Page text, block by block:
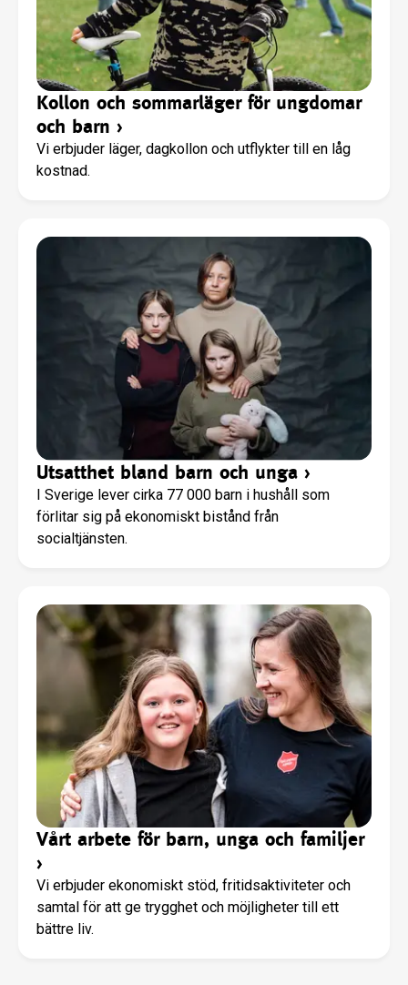
Kollon och sommarläger för ungdomar
och barn ›
Vi erbjuder läger, dagkollon och utflykter till en låg
kostnad.
Utsatthet bland barn och unga ›
I Sverige lever cirka 77 000 barn i hushåll som
förlitar sig på ekonomiskt bistånd från
socialtjänsten.
Vårt arbete för barn, unga och familjer
›
Vi erbjuder ekonomiskt stöd, fritidsaktiviteter och
samtal för att ge trygghet och möjligheter till ett
bättre liv.